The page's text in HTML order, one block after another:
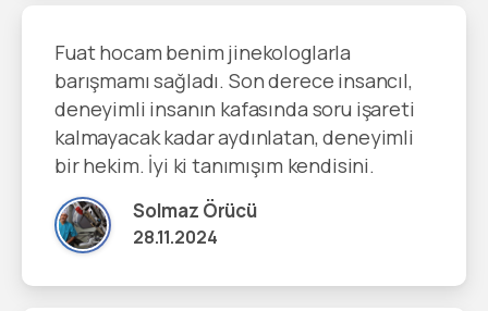
Fuat hocam benim jinekologlarla
barışmamı sağladı. Son derece insancıl,
deneyimli insanın kafasında soru işareti
kalmayacak kadar aydınlatan, deneyimli
bir hekim. İyi ki tanımışım kendisini.
Solmaz Örücü
28.11.2024